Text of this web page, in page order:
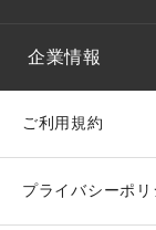
企業情報
ご利用規約
プライバシーポリ